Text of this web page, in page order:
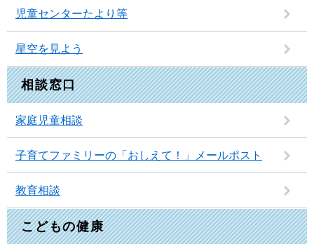
児童センターたより等
星空を見よう
相談窓口
家庭児童相談
子育てファミリーの「おしえて！」メールポスト
教育相談
こどもの健康